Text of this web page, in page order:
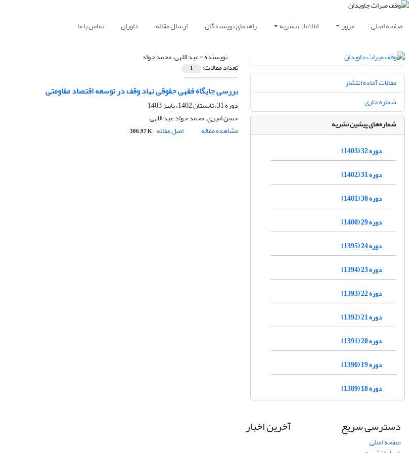
صفحه اصلی مرور اطلاعات نشریه راهنمای نویسندگان ارسال مقاله داوران تماس با ما
نویسنده =عبد اللهی، محمد جواد
تعداد مقالات: 1
بررسی جایگاه فقهی حقوقی نهاد وقف در توسعه اقتصاد مقاومتی
دوره 31، تابستان 1402، پاییز 1403
حسن امیری، محمد جواد عبد اللهی
مشاهده مقاله
اصل مقاله 386.97 K
مقالات آماده انتشار
شماره جاری
شماره‌های پیشین نشریه
دوره 32 (1403)
دوره 31 (1402)
دوره 30 (1401)
دوره 29 (1400)
دوره 24 (1395)
دوره 23 (1394)
دوره 22 (1393)
دوره 21 (1392)
دوره 20 (1391)
دوره 19 (1390)
دوره 18 (1389)
دسترسی سریع
صفحه اصلی
آخرین اخبار